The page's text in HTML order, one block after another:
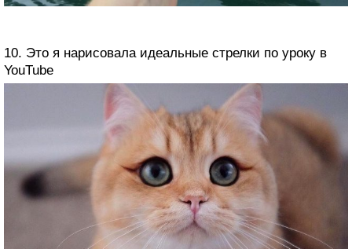
10. Это я нарисовала идеальные стрелки по уроку в
YouTube